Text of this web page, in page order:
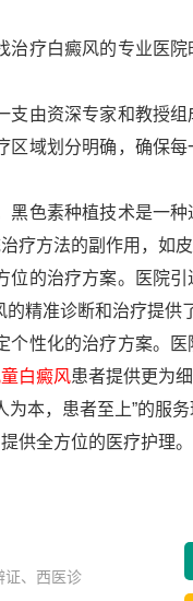
疗白癜风的专业医院
由资深专家和教授组
域划分明确，确保
色素种植技术是一种
疗方法的副作用，如皮
的治疗方案。医院引
精准诊断和治疗提供
性化的治疗方案。医
白癜风患者提供更为
本，患者至上”的服
供全方位的医疗护理。
证、西医诊